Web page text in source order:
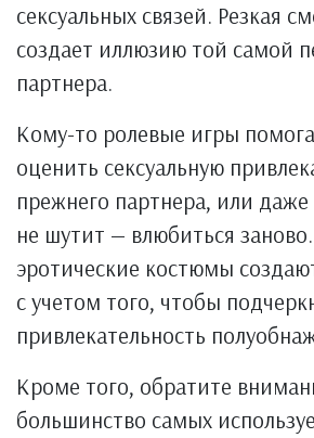
сексуальных связей. Резкая
создает иллюзию той самой
партнера.
Кому-то ролевые игры
оценить сексуальную
прежнего партнера, или даже
не шутит — влюбиться
эротические костюмы
с учетом того, чтобы
привлекательность
Кроме того, обратите
большинство самых